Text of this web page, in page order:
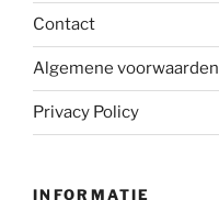
Contact
Algemene voorwaarden
Privacy Policy
INFORMATIE